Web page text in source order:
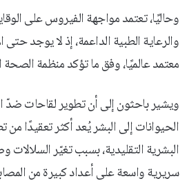
وحاليًا، تعتمد مواجهة الفيروس على
والرعاية الطبية الداعمة، إذ لا يوجد حتى
معتمد عالميًا، وفق ما تؤكد منظمة الصحة
ويشير باحثون إلى أن تطوير لقاحات ضدّ
الحيوانات إلى البشر يُعد أكثر تعقيدًا
البشرية التقليدية، بسبب تغيّر
سريرية واسعة على أعداد كبيرة من